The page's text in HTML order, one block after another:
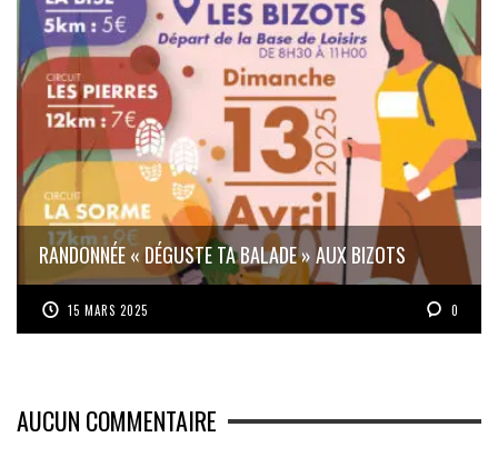
RANDONNÉE « DÉGUSTE TA BALADE » AUX BIZOTS
15 MARS 2025 0
AUCUN COMMENTAIRE